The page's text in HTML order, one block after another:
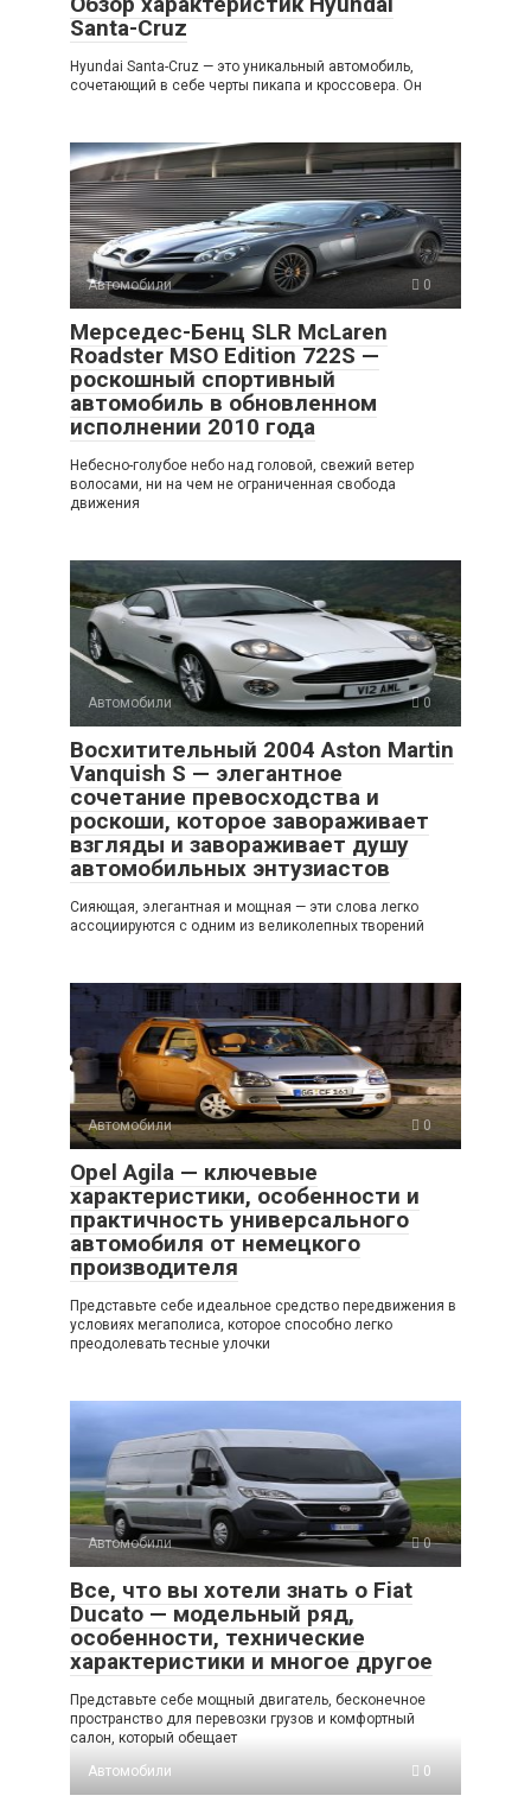
Santa-Cruz
Hyundai Santa-Cruz — это уникальный автомобиль,
сочетающий в себе черты пикапа и кроссовера. Он
Автомобили 0
Мерседес-Бенц SLR McLaren
Roadster MSO Edition 722S —
роскошный спортивный
автомобиль в обновленном
исполнении 2010 года
Небесно-голубое небо над головой, свежий ветер
волосами, ни на чем не ограниченная свобода
движения
Автомобили 0
Восхитительный 2004 Aston Martin
Vanquish S — элегантное
сочетание превосходства и
роскоши, которое завораживает
взгляды и завораживает душу
автомобильных энтузиастов
Сияющая, элегантная и мощная — эти слова легко
ассоциируются с одним из великолепных творений
Автомобили 0
Opel Agila — ключевые
характеристики, особенности и
практичность универсального
автомобиля от немецкого
производителя
Представьте себе идеальное средство передвижения в
условиях мегаполиса, которое способно легко
преодолевать тесные улочки
Автомобили 0
Все, что вы хотели знать о Fiat
Ducato — модельный ряд,
особенности, технические
характеристики и многое другое
Представьте себе мощный двигатель, бесконечное
пространство для перевозки грузов и комфортный
салон, который обещает
Автомобили
0